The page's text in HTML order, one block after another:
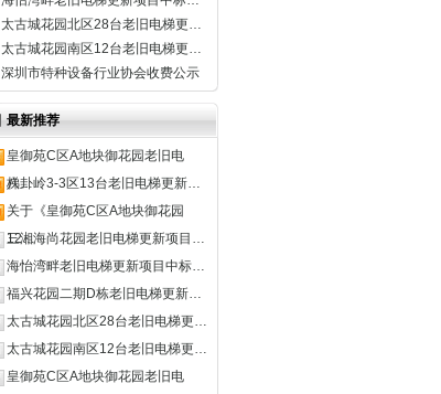
太古城花园北区28台老旧电梯更…
太古城花园南区12台老旧电梯更…
深圳市特种设备行业协会收费公示
最新推荐
皇御苑C区A地块御花园老旧电
梯…
八卦岭3-3区13台老旧电梯更新…
关于《皇御苑C区A地块御花园
12…
三湘海尚花园老旧电梯更新项目…
海怡湾畔老旧电梯更新项目中标…
福兴花园二期D栋老旧电梯更新…
太古城花园北区28台老旧电梯更…
太古城花园南区12台老旧电梯更…
皇御苑C区A地块御花园老旧电